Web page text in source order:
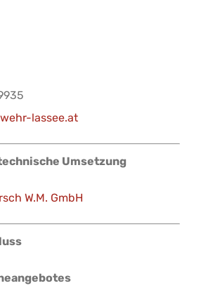
lassee.at
Umsetzung
W.M. GmbH